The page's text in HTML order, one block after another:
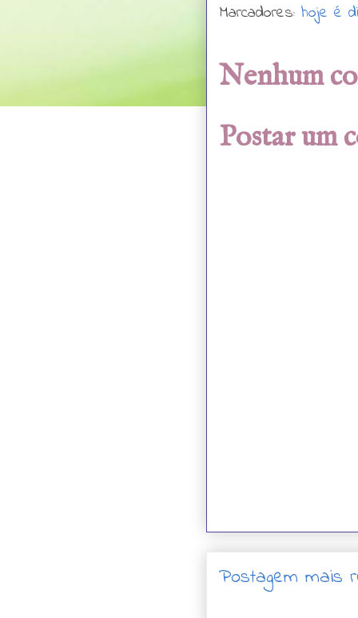
Marcadores: hoje é
Nenhum
Postar um
Postagem mais